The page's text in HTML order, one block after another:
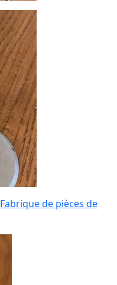
Fabrique de pièces de